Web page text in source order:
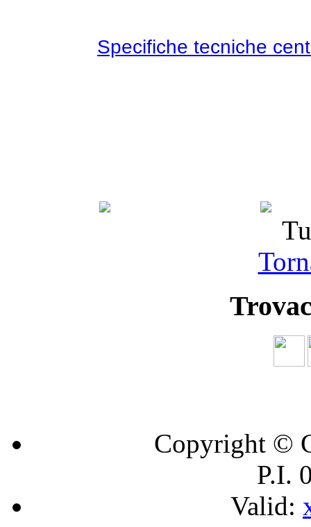
Specifiche tecniche
Copyright ©
P.I.
Valid: